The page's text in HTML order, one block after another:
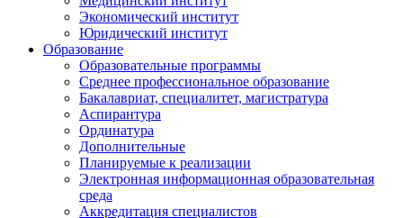
Экономический институт
Юридический институт
Образование
Образовательные программы
Среднее профессиональное образование
Бакалавриат, специалитет, магистратура
Аспирантура
Ординатура
Дополнительные
Планируемые к реализации
Электронная информационная образовательная
среда
Аккредитация специалистов